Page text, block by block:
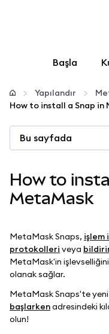
Başla
Yapılandır
Kripto
Güvende kalın
Yapılandır
How to install a Snap in
Bu sayfada
How to
MetaMask
MetaMask Snaps, işlem
protokolleri veya
MetaMask'in işlevselliğini
olanak sağlar.
MetaMask Snaps'te
başlarkenadresindeki
olun!